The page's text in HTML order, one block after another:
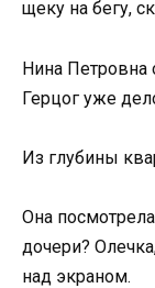
щеку на бегу,
Нина Петровна
Герцог уже
Из глубины
Она
дочери?
над экраном.